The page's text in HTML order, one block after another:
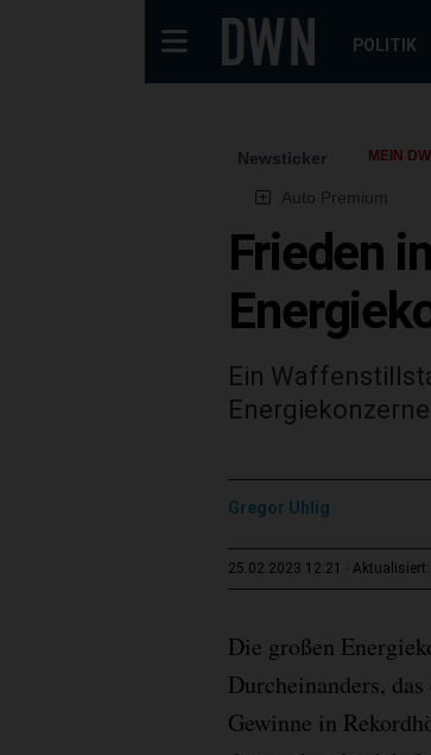
POLITIK
Newsticker MEIN
Auto Premium
Frieden
Ein
Gregor Uhlig
25.02.2023 12:21
Die großen
Durcheinanders,
Gewinne in